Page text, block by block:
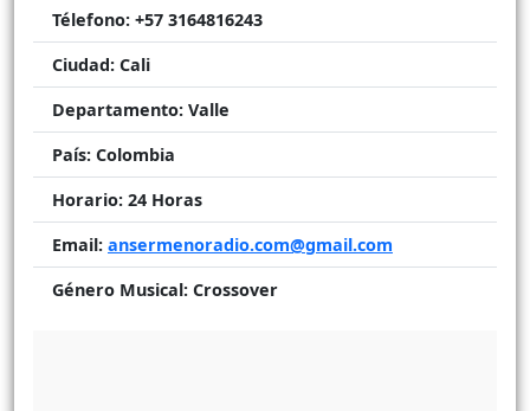
Télefono: +57 3164816243
Ciudad: Cali
Departamento: Valle
País: Colombia
Horario: 24 Horas
Email: ansermenoradio.com@gmail.com
Género Musical: Crossover